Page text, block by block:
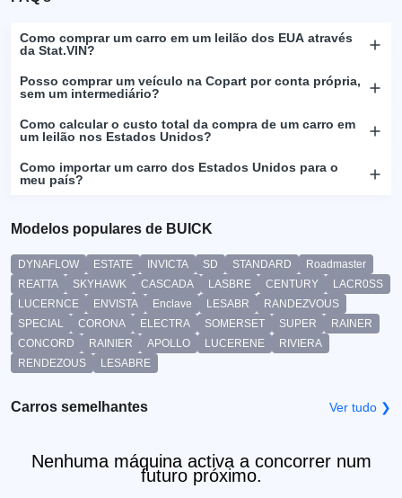
Como comprar um carro em um leilão dos EUA através
da Stat.VIN?
Posso comprar um veículo na Copart por conta própria,
sem um intermediário?
Como calcular o custo total da compra de um carro em
um leilão nos Estados Unidos?
Como importar um carro dos Estados Unidos para o
meu país?
Modelos populares de BUICK
DYNAFLOW ESTATE INVICTA SD STANDARD
Roadmaster
REATTA
SKYHAWK CASCADA LASBRE CENTURY
LACR0SS
LUCERNCE
ENVISTA Enclave LESABR
RANDEZVOUS
SPECIAL
CORONA ELECTRA SOMERSET SUPER
RAINER
CONCORD
RAINIER APOLLO LUCERENE
RIVIERA
RENDEZOUS
LESABRE
Carros semelhantes Ver tudo ❯
Nenhuma máquina activa a concorrer num
futuro próximo.